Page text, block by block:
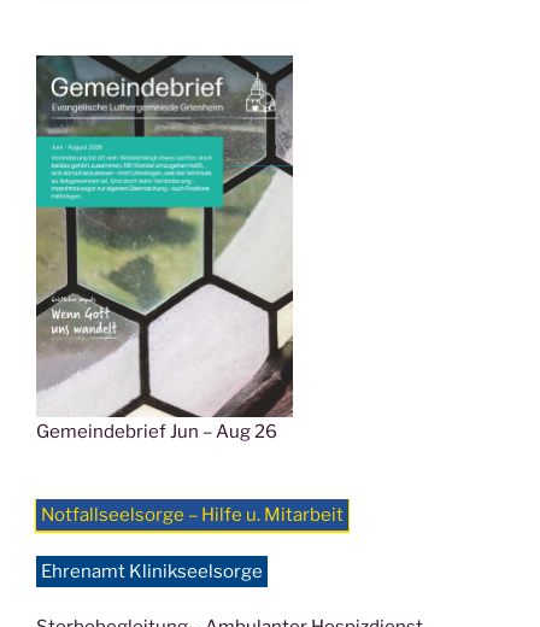
Gemeindebrief Jun – Aug 26
Notfallseelsorge – Hilfe u. Mitarbeit
Ehrenamt Klinikseelsorge